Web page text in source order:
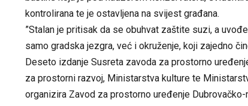
kontrolirana te je ostavljena na svijest građana.
”Stalan je pritisak da se obuhvat zaštite suzi, a
samo gradska jezgra, već i okruženje, koji zajedno
Deseto izdanje Susreta zavoda za prostorno
za prostorni razvoj, Ministarstva kulture te
organizira Zavod za prostorno uređenje Dubrovačko-